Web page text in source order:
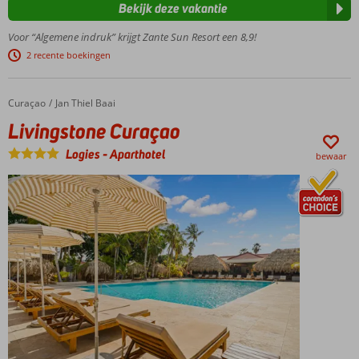
en
elegante
kamers
3
zwembaden
kinderbaden
Dichtbij
strand
en
Agios
Sostis
Voor “Algemene indruk” krijgt Zante Sun Resort een 8,9!
2 recente boekingen
Bekijk deze vakantie
Home
Curaçao Jan Thiel Baai
Livingstone Curaçao
Livingstone Curaçao
Logies-Aparthotel bewaar